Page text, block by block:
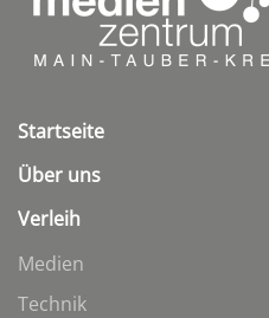
Startseite
Über uns
Verleih
Medien
Technik